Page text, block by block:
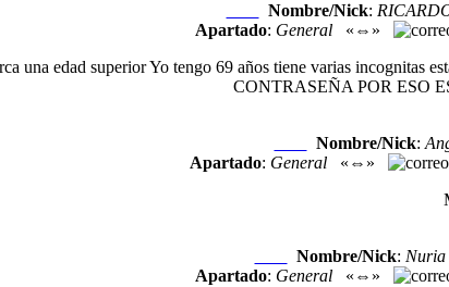
Nombre/Nick:
Apartado: General «⇔»
una edad superior Yo tengo 69 años tiene varias
CONTRASEÑA POR ESO
Nombre/Nick:
Apartado: General «⇔»
Nombre/Nick: Nuria
Apartado: General «⇔»